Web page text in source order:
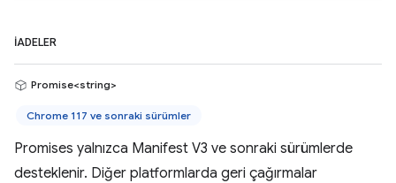
İADELER
Promise<string>
Chrome 117 ve sonraki sürümler
Promises yalnızca Manifest V3 ve sonraki sürümlerde
desteklenir. Diğer platformlarda geri çağırmalar